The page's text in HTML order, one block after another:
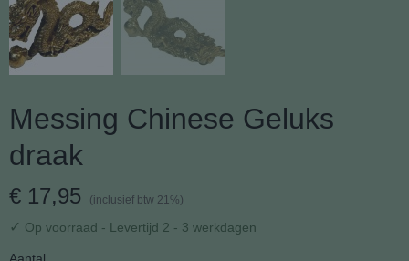
Messing Chinese Geluks
draak
€ 17,95 (inclusief btw 21%)
✓ Op voorraad - Levertijd 2 - 3 werkdagen